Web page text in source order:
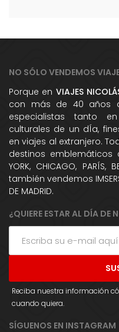
NO SÓLO VENDEMOS
Porque en VIAJES
con más de 40 años
especialistas tanto
culturales de un dÍa,
en viajes al extranjero.
destinos emblemáticos
YORK, CHICAGO, PARÍS,
también vendemos
DE MADRID.
¿QUIERE ESTAR AL DÍA DE
Reciba nuestra información
cuando quiera.
SÍGUENOS EN INSTAGRAM